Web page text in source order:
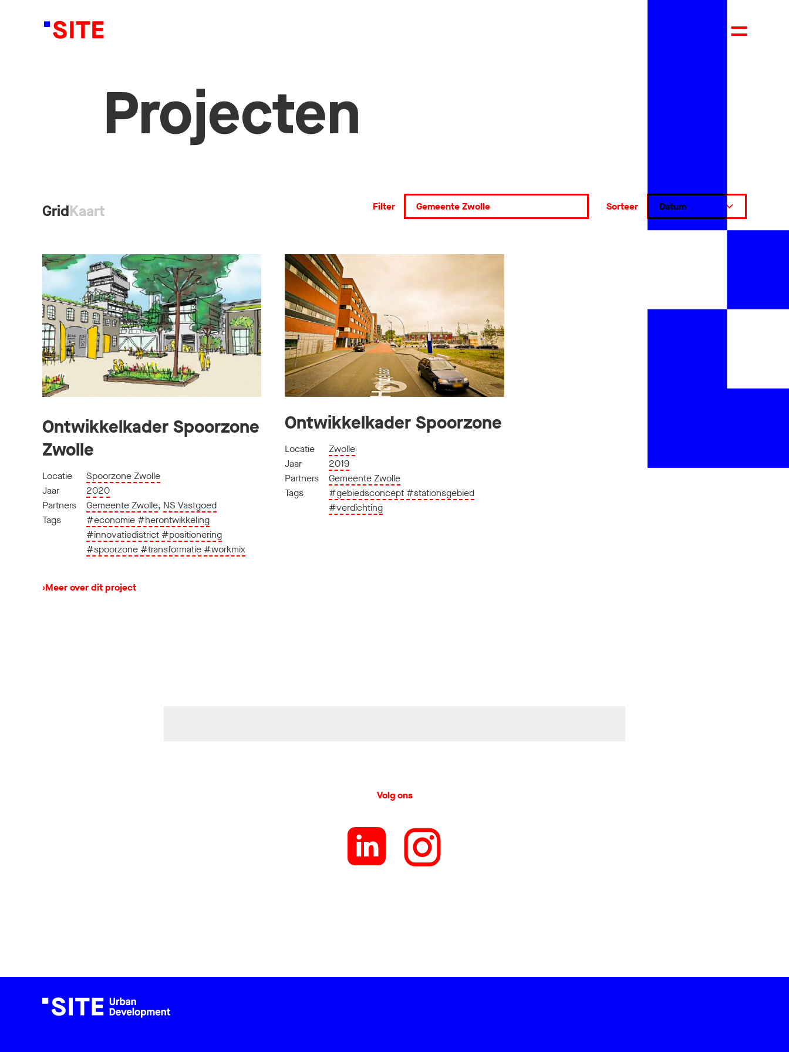
Projecten
GridKaart Filter Sorteer
Ontwikkelkader Spoorzone
Zwolle
Locatie
Spoorzone Zwolle
Jaar
2020
Partners
Gemeente Zwolle, NS Vastgoed
Tags
#economie #herontwikkeling
#innovatiedistrict #positionering
#spoorzone #transformatie #workmix
›Meer over dit project
Ontwikkelkader Spoorzone
Locatie
Zwolle
Jaar
2019
Partners
Gemeente Zwolle
Tags
#gebiedsconcept #stationsgebied
#verdichting
Volg ons